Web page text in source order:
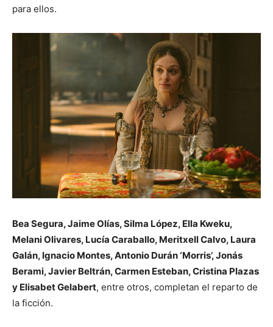
para ellos.
Bea Segura, Jaime Olías, Silma López, Ella Kweku,
Melani Olivares, Lucía Caraballo, Meritxell Calvo, Laura
Galán, Ignacio Montes, Antonio Durán ‘Morris’, Jonás
Berami, Javier Beltrán, Carmen Esteban, Cristina Plazas
y Elisabet Gelabert, entre otros, completan el reparto de
la ficción.